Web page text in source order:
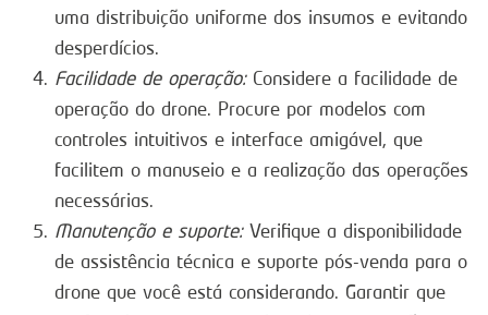
uma distribuição uniforme dos insumos e evitando
desperdícios.
Facilidade de operação:Considere a facilidade de
operação do drone. Procure por modelos com
controles intuitivos e interface amigável, que
facilitem o manuseio e a realização das operações
necessárias.
Manutenção e suporte:Verifique a disponibilidade
de assistência técnica e suporte pós-venda para o
drone que você está considerando. Garantir que